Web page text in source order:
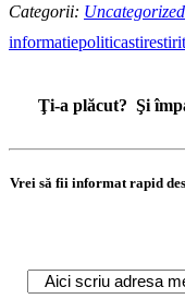
Categorii: Uncategorized
informatiepoliticastirestiri
Ţi-a plăcut? Şi
Vrei să fii informat rapid